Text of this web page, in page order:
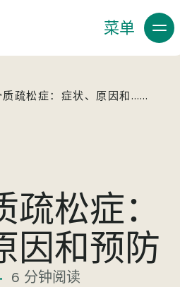
菜单
质疏松症：症状、原因和……
松症：
因和预防
6 分钟阅读